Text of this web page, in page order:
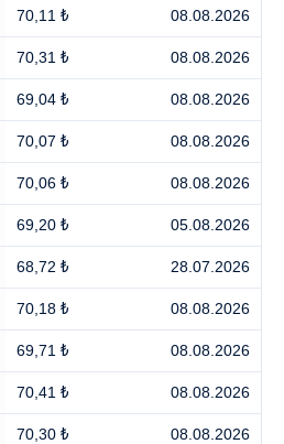
70,11 ₺ 08.08.2026
70,31 ₺ 08.08.2026
69,04 ₺ 08.08.2026
70,07 ₺ 08.08.2026
70,06 ₺ 08.08.2026
69,20 ₺ 05.08.2026
68,72 ₺ 28.07.2026
70,18 ₺ 08.08.2026
69,71 ₺ 08.08.2026
70,41 ₺ 08.08.2026
70,30 ₺ 08.08.2026